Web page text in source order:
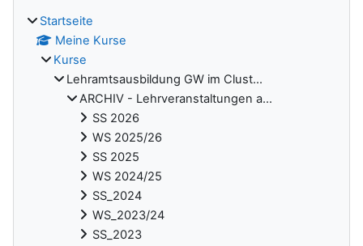
Startseite
Meine Kurse
Kurse
Lehramtsausbildung GW im Clust...
ARCHIV - Lehrveranstaltungen a...
SS 2026
WS 2025/26
SS 2025
WS 2024/25
SS_2024
WS_2023/24
SS_2023